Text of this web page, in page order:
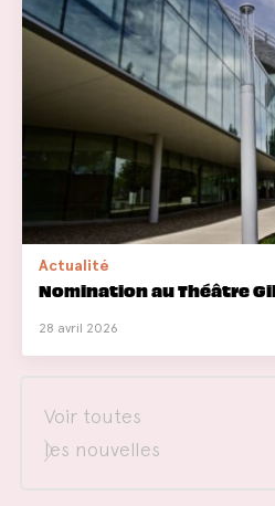
Actualité
Nomination au Théâtre
28 avril 2026
Voir toutes
les nouvelles